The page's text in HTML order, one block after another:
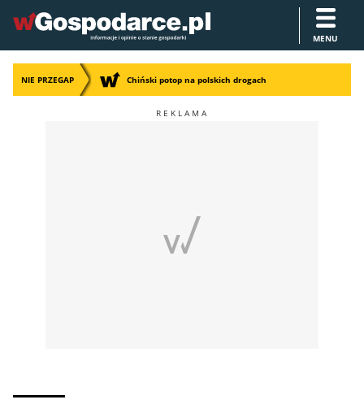
MENU
NIE PRZEGAP Chiński potop na polskich drogach